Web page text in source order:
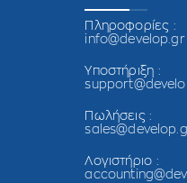
Πληροφορίες :
info@develop.gr
Υποστήριξη :
Πωλήσεις :
Λογιστήριο :